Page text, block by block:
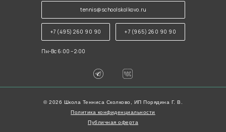
© 2026 Школа Тенниса Сколково, ИП Порядина Г. В.
Политика конфиденциальности
Публичная оферта
+7 (495) 260 90 90 +7 (965) 260 90 90
tennis@schoolskolkovo.ru
Пн-Вс 6:00 – 2:00